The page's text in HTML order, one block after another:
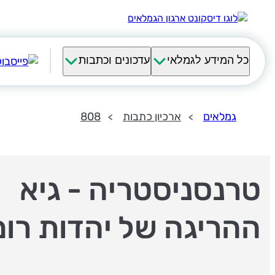
כל המידע לגמלאי עדכונים וכתבות
גמלאים ארכיון כתבות 808
טרנסניסטריה - גיא
ההריגה של יהדות